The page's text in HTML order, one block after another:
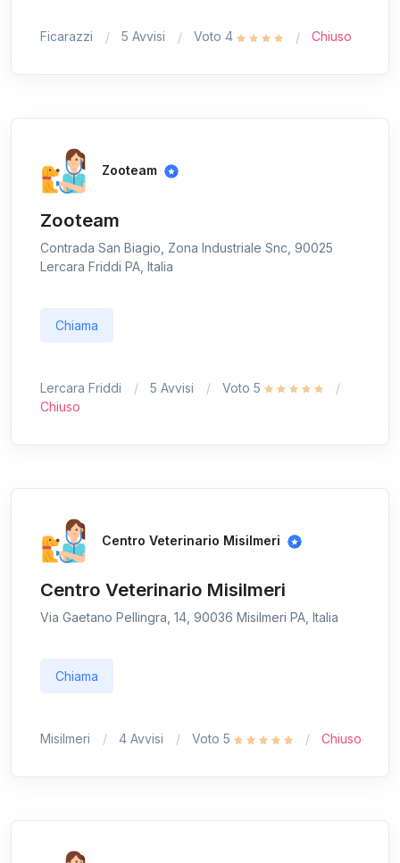
Ficarazzi 5 Avvisi Voto 4 Chiuso
Zooteam
Zooteam
Contrada San Biagio, Zona Industriale Snc, 90025
Lercara Friddi PA, Italia
Chiama
Lercara Friddi 5 Avvisi
Voto 5
Chiuso
Centro Veterinario Misilmeri
Centro Veterinario Misilmeri
Via Gaetano Pellingra, 14, 90036 Misilmeri PA, Italia
Chiama
Misilmeri 4 Avvisi Voto 5 Chiuso